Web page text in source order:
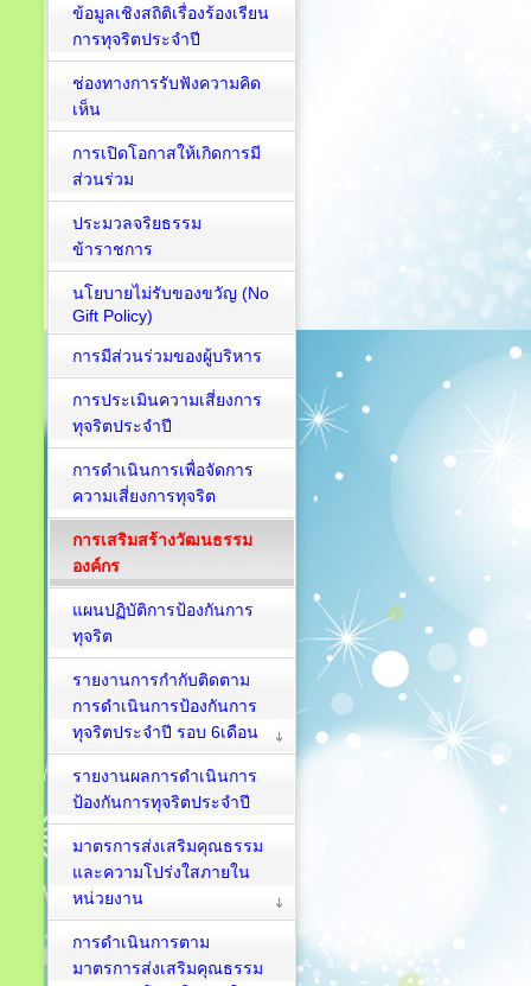
ข้อมูลเชิงสถิติเรื่องร้องเรียน
การทุจริตประจำปี
ช่องทางการรับฟังความคิด
เห็น
การเปิดโอกาสให้เกิดการมี
ส่วนร่วม
ประมวลจริยธรรม
ข้าราชการ
นโยบายไม่รับของขวัญ (No
Gift Policy)
การมีส่วนร่วมของผู้บริหาร
การประเมินความเสี่ยงการ
ทุจริตประจำปี
การดำเนินการเพื่อจัดการ
ความเสี่ยงการทุจริต
การเสริมสร้างวัฒนธรรม
องค์กร
แผนปฏิบัติการป้องกันการ
ทุจริต
รายงานการกำกับติดตาม
การดำเนินการป้องกันการ
ทุจริตประจำปี รอบ 6เดือน
รายงานผลการดำเนินการ
ป้องกันการทุจริตประจำปี
มาตรการส่งเสริมคุณธรรม
และความโปร่งใสภายใน
หน่วยงาน
การดำเนินการตาม
มาตรการส่งเสริมคุณธรรม